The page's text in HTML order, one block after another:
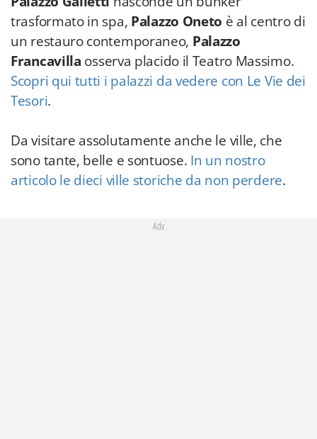
trasformato in spa, Palazzo Oneto è al centro di
un restauro contemporaneo, Palazzo
Francavilla osserva placido il Teatro Massimo.
Scopri qui tutti i palazzi da vedere con Le Vie dei
Tesori.
Da visitare assolutamente anche le ville, che
sono tante, belle e sontuose. In un nostro
articolo le dieci ville storiche da non perdere.
Adv